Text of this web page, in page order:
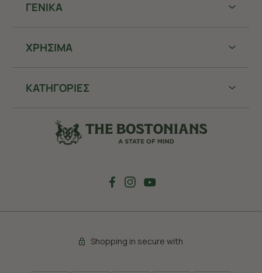
ΓΕΝΙΚΑ
ΧΡHΣΙΜΑ
ΚΑΤΗΓΟΡΙΕΣ
Shopping in secure with